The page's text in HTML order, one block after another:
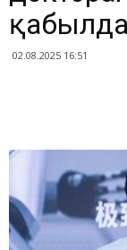
02.08.2025 16:51